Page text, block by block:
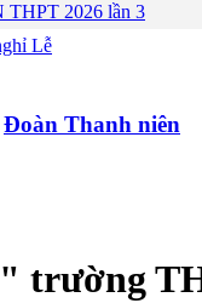
THPT 2026 lần 3
Lễ
Đoàn Thanh niên